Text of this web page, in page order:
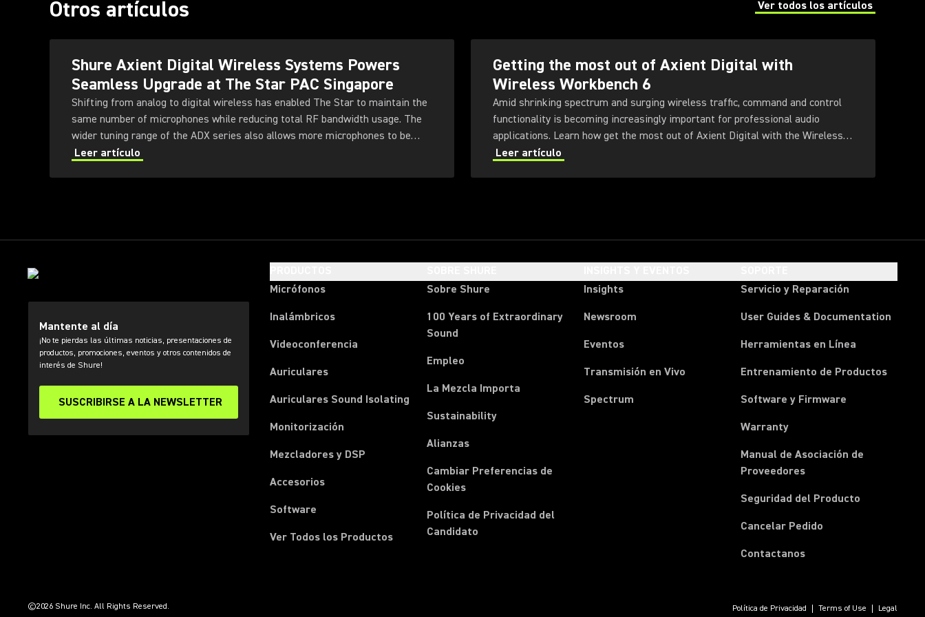
Otros artículos Ver todos los artículos
(Opens in a new tab)
Shure Axient Digital Wireless Systems Powers
Seamless Upgrade at The Star PAC Singapore
Shifting from analog to digital wireless has enabled The Star to maintain the
same number of microphones while reducing total RF bandwidth usage. The
wider tuning range of the ADX series also allows more microphones to be
deployed simultaneously — offering greater flexibility for future productions.
Leer artículo
Getting the most out of Axient Digital with
Wireless Workbench 6
Amid shrinking spectrum and surging wireless traffic, command and control
functionality is becoming increasingly important for professional audio
applications. Learn how get the most out of Axient Digital with the Wireless
Workbench 6 software.
Leer artículo
Mantente al día
¡No te pierdas las últimas noticias, presentaciones de
productos, promociones, eventos y otros contenidos de
interés de Shure!
SUSCRIBIRSE A LA NEWSLETTER
Micrófonos
Inalámbricos
Videoconferencia
Auriculares
Auriculares Sound Isolating
Monitorización
Mezcladores y DSP
Accesorios
Software
Ver Todos los Productos
Sobre Shure
100 Years of Extraordinary
Sound
Empleo
La Mezcla Importa
Sustainability
Alianzas
Cambiar Preferencias de
Cookies
Política de Privacidad del
Candidato
Insights
Newsroom
Eventos
Transmisión en Vivo
Spectrum
Servicio y Reparación
User Guides & Documentation
Herramientas en Línea
Entrenamiento de Productos
Software y Firmware
Warranty
Manual de Asociación de
Proveedores(Opens in a new tab)
Seguridad del Producto
Cancelar Pedido
Contactanos(Opens in a new tab)
©2026 Shure Inc. All Rights Reserved. Política de Privacidad Terms of Use Legal